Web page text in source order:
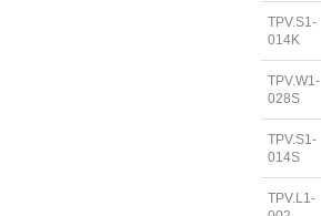
TPV.S1-
014K
TPV.W1-
028S
TPV.S1-
014S
TPV.L1-